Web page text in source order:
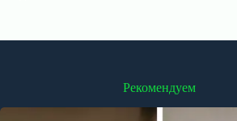
Рекомендуем